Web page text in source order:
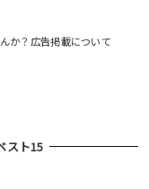
か？広告掲載について
スト15